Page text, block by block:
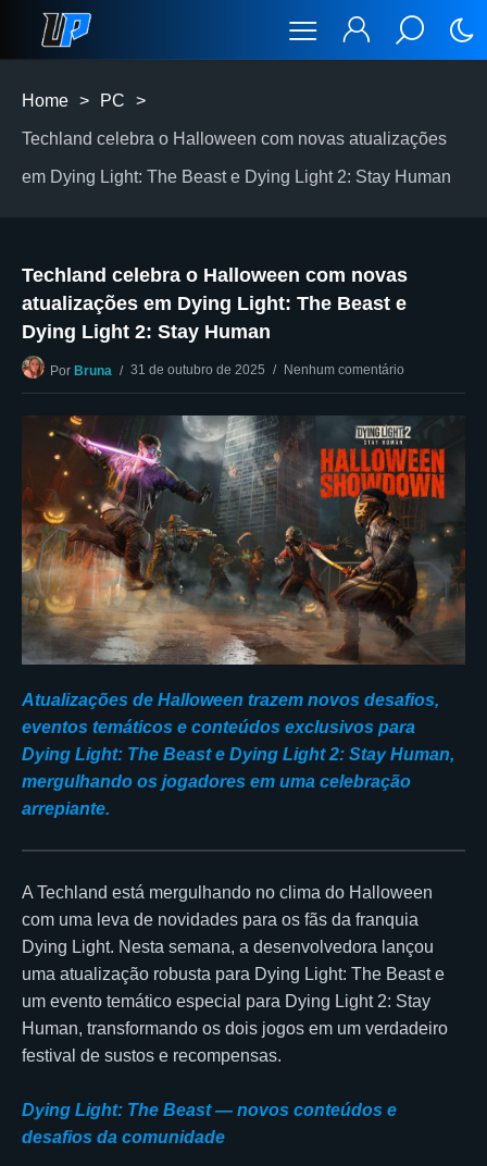
Home > PC >
Techland celebra o Halloween com novas atualizações
em Dying Light: The Beast e Dying Light 2: Stay Human
Techland celebra o Halloween com novas
atualizações em Dying Light: The Beast e
Dying Light 2: Stay Human
Por Bruna 31 de outubro de 2025 Nenhum comentário
Atualizações de Halloween trazem novos desafios,
eventos temáticos e conteúdos exclusivos para
Dying Light: The Beast e Dying Light 2: Stay Human,
mergulhando os jogadores em uma celebração
arrepiante.
A Techland está mergulhando no clima do Halloween
com uma leva de novidades para os fãs da franquia
Dying Light. Nesta semana, a desenvolvedora lançou
uma atualização robusta para Dying Light: The Beast e
um evento temático especial para Dying Light 2: Stay
Human, transformando os dois jogos em um verdadeiro
festival de sustos e recompensas.
Dying Light: The Beast — novos conteúdos e
desafios da comunidade